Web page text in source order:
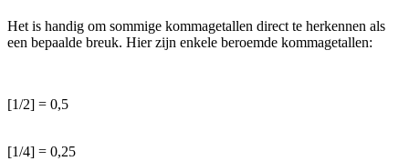
Het is handig om sommige kommagetallen direct te herkennen als
een bepaalde breuk. Hier zijn enkele beroemde kommagetallen:
[1/2] = 0,5
[1/4] = 0,25